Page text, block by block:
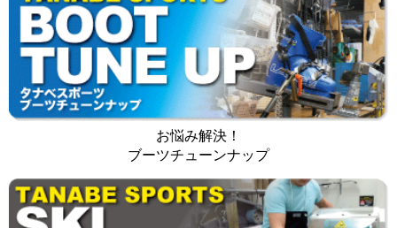
お悩み解決！
ブーツチューンナップ